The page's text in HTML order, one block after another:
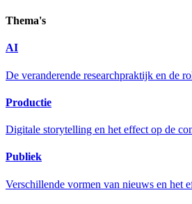
Thema's
AI
De veranderende researchpraktijk en de
Productie
Digitale storytelling en het effect op de
Publiek
Verschillende vormen van nieuws en het